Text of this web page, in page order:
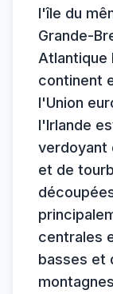
l'île du
Grande-
Atlantique
continent
l'Union
l'Irlande
verdoyant
et de
centrales
basses et